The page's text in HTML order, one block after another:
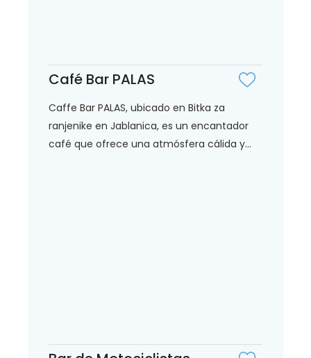
Café Bar PALAS
Caffe Bar PALAS, ubicado en Bitka za
ranjenike en Jablanica, es un encantador
café que ofrece una atmósfera cálida y...